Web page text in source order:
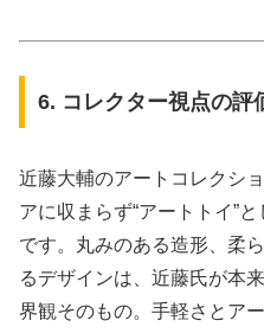
6. コレクター視点の評
近藤大輔のアートコレクシ
アに収まらず“アートトイ”
です。丸みのある造形、柔
るデザインは、近藤氏が本
界観そのもの。手軽さとア